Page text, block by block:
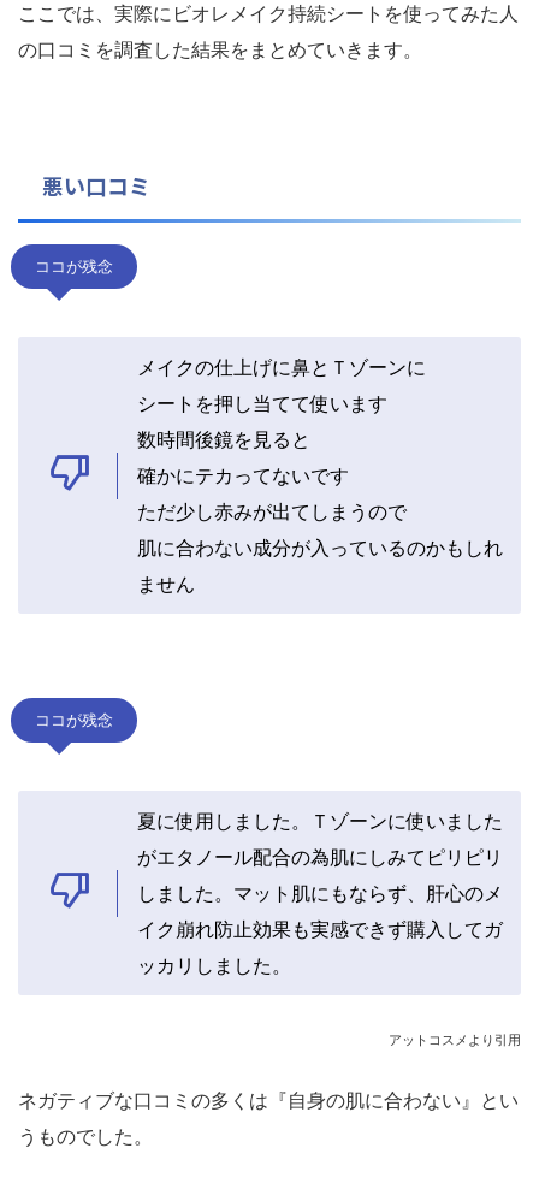
ここでは、実際にビオレメイク持続シートを使ってみた人
の口コミを調査した結果をまとめていきます。
悪い口コミ
ココが残念
メイクの仕上げに鼻とＴゾーンに
シートを押し当てて使います
数時間後鏡を見ると
確かにテカってないです
ただ少し赤みが出てしまうので
肌に合わない成分が入っているのかもしれ
ません
ココが残念
夏に使用しました。Ｔゾーンに使いました
がエタノール配合の為肌にしみてピリピリ
しました。マット肌にもならず、肝心のメ
イク崩れ防止効果も実感できず購入してガ
ッカリしました。
アットコスメより引用
ネガティブな口コミの多くは『自身の肌に合わない』とい
うものでした。